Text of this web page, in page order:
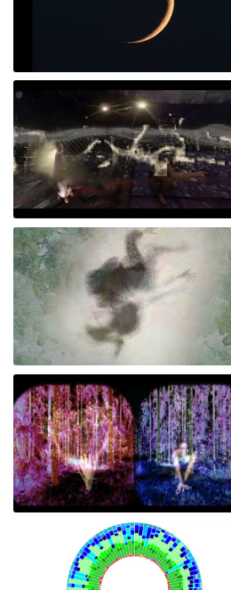
Digital Ofrenda (Altar)
Zaxhi o la cadencia expandida